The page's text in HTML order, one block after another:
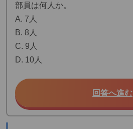
部員は何人か。
A. 7人
B. 8人
C. 9人
D. 10人
回答へ進む